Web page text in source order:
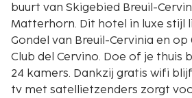
buurt van Skigebied Breuil-
Matterhorn. Dit hotel in luxe stijl ligt op 0,2 km van
Gondel van Breuil-Cervinia en op
Club del Cervino. Doe of je thuis
24 kamers. Dankzij gratis wifi
tv met satellietzenders zorgt